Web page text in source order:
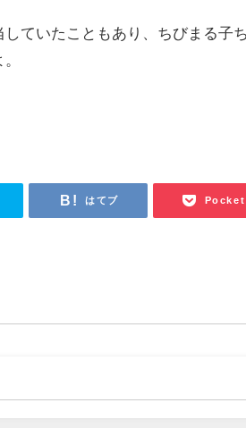
ていたこともあり、ちびまる子
はてブ Pocket